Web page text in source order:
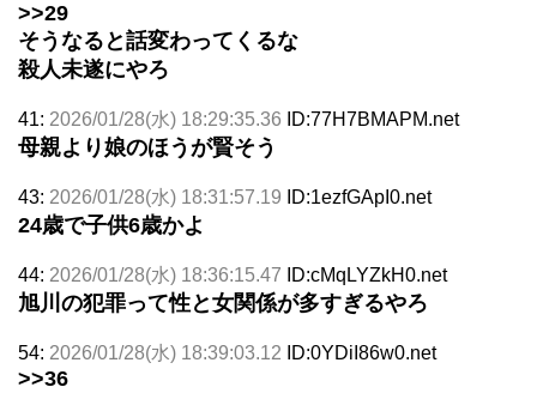
>>29
そうなると話変わってくるな
殺人未遂にやろ
41: 2026/01/28(水) 18:29:35.36 ID:77H7BMAPM.net
母親より娘のほうが賢そう
43: 2026/01/28(水) 18:31:57.19 ID:1ezfGApI0.net
24歳で子供6歳かよ
44: 2026/01/28(水) 18:36:15.47 ID:cMqLYZkH0.net
旭川の犯罪って性と女関係が多すぎるやろ
54: 2026/01/28(水) 18:39:03.12 ID:0YDiI86w0.net
>>36